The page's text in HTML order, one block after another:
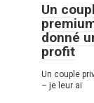
Un
donné
profit
Un couple
– je leur ai